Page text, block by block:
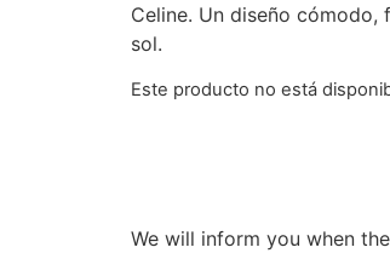
Celine. Un diseño
sol.
Este producto no está
We will inform you when